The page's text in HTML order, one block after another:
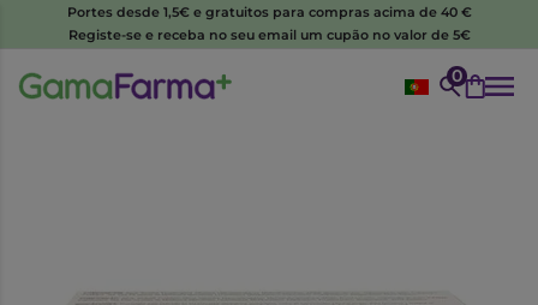
Portes desde 1,5€ e gratuitos para compras acima de 40 €
Registe-se e receba no seu email um cupão no valor de 5€
0